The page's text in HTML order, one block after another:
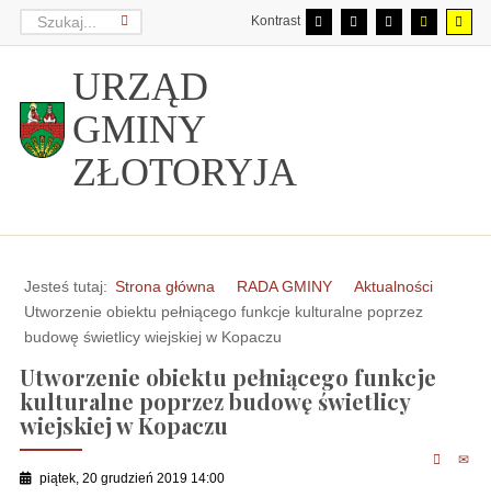
Kontrast
URZĄD
GMINY
ZŁOTORYJA
Jesteś tutaj: Strona główna RADA GMINY
Aktualności
Utworzenie obiektu pełniącego funkcje kulturalne poprzez
budowę świetlicy wiejskiej w Kopaczu
Utworzenie obiektu pełniącego funkcje
kulturalne poprzez budowę świetlicy
wiejskiej w Kopaczu
piątek, 20 grudzień 2019 14:00